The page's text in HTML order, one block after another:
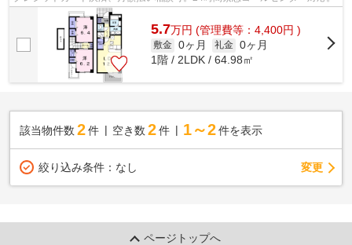
5.7万円 (管理費等：4,400円 )
敷金 0ヶ月 礼金 0ヶ月
1階 / 2LDK / 64.98㎡
該当物件数 2件 空き数 2 件 1～2 件を表示
絞り込み条件： なし 変更
ページトップへ